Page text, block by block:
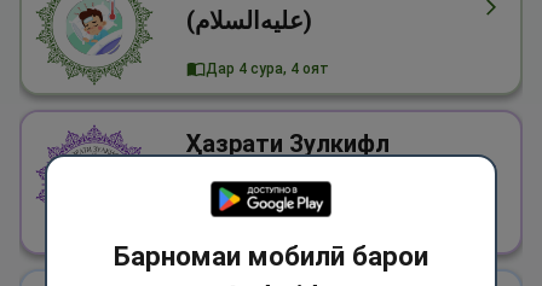
(علیه‌السلام)
Дар 4 сура, 4 оят
Ҳазрати Зулкифл
(علیه‌السلام)
Барномаи мобилӣ барои